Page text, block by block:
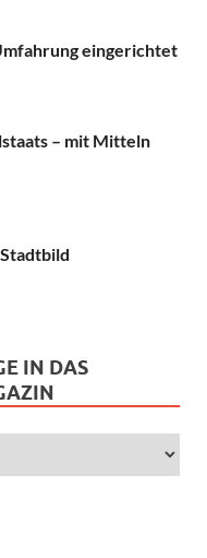
eingerichtet
– mit Mitteln
IN DAS